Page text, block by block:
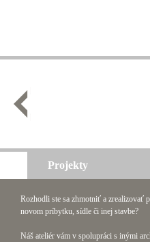
Projekty
Rozhodli ste sa zhmotniť a zrealizovať
novom príbytku, sídle či inej stavbe?
Náš ateliér vám v spolupráci s inými